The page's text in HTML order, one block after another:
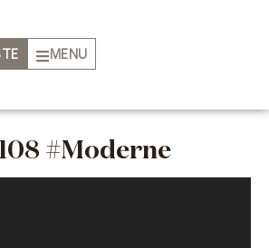
MENU
#Moderne